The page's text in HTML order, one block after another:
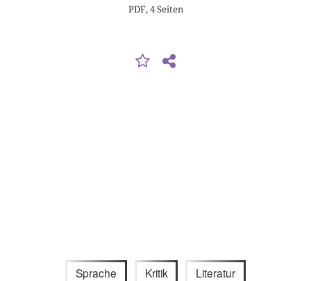
PDF, 4 Seiten
Sprache Kritik Literatur